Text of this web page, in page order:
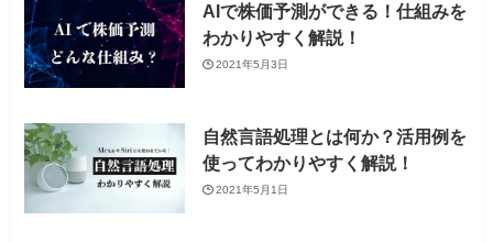
AIで株価予測ができる！仕組みを
わかりやすく解説！
2021年5月3日
自然言語処理とは何か？活用例を
使ってわかりやすく解説！
2021年5月1日